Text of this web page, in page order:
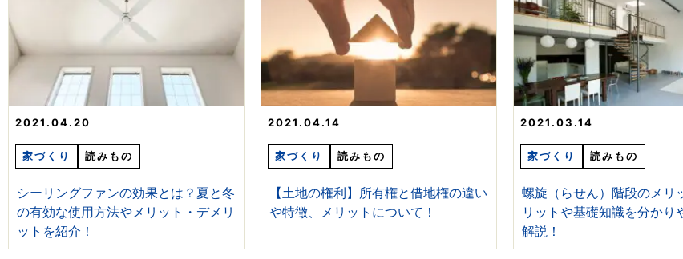
2021.04.20
家づくり 読みもの
シーリングファンの効果とは？夏と冬
の有効な使用方法やメリット・デメリ
ットを紹介！
2021.04.14
家づくり 読みもの
【土地の権利】所有権と借地権の違い
や特徴、メリットについて！
2021.03.14
家づくり 読みもの
螺旋（らせん）階段のメリ
リットや基礎知識を分かり
解説！